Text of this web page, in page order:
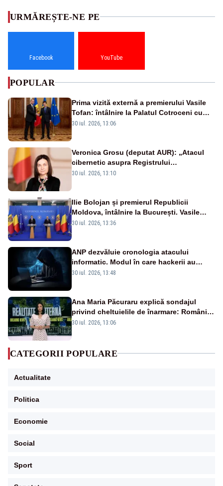
URMĂREȘTE-NE PE
Facebook YouTube
POPULAR
Prima vizită externă a premierului Vasile
Tofan: întâlnire la Palatul Cotroceni cu
președintele Nicușor Dan
30 iul. 2026, 13:06
Veronica Grosu (deputat AUR): „Atacul
cibernetic asupra Registrului
Proprietăților transmite un semnal de
30 iul. 2026, 13:10
Ilie Bolojan și premierul Republicii
Moldova, întâlnire la București. Vasile
Tofan, primit cu onoruri militare
30 iul. 2026, 13:36
ANP dezvăluie cronologia atacului
informatic. Modul în care hackerii au
pătruns în rețea rămâne necunoscut
30 iul. 2026, 13:48
Ana Maria Păcuraru explică sondajul
privind cheltuielile de înarmare: Românii
cer transparență în achiziții și un echilibru
30 iul. 2026, 13:06
CATEGORII POPULARE
Actualitate
Politica
Economie
Social
Sport